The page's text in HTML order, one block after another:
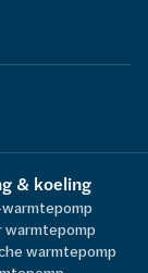
& koeling
warmtepomp